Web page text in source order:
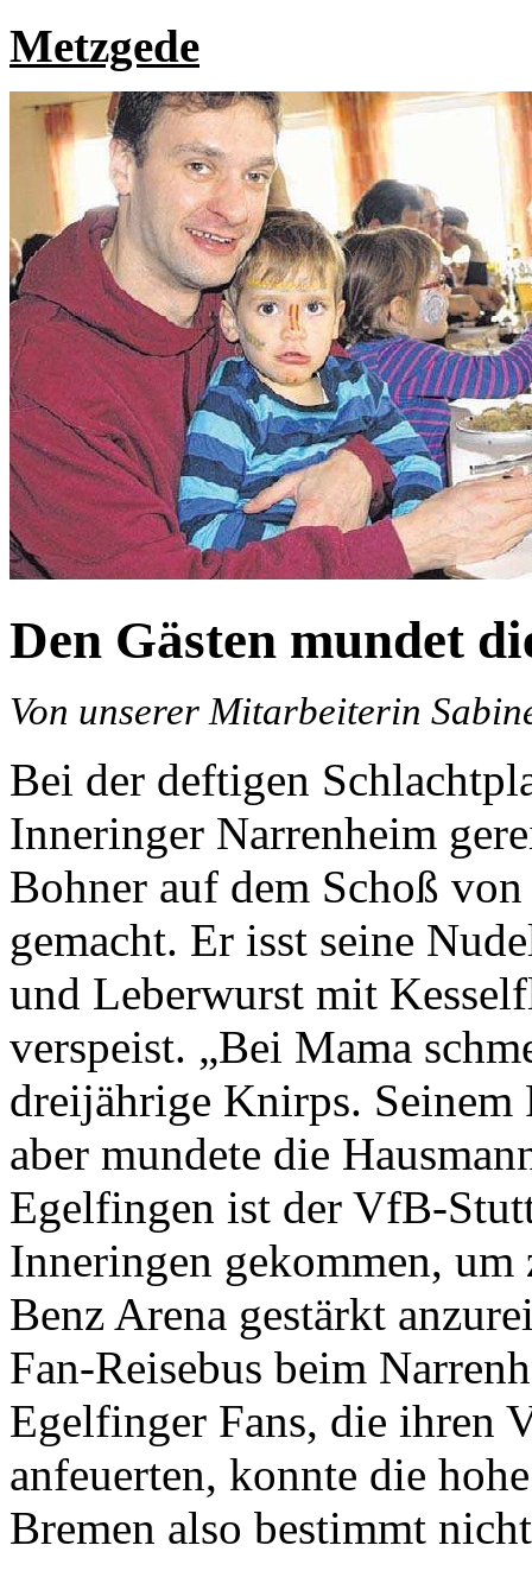
Metzgede
Den Gästen mundet
Von unserer Mitarbeiterin
Bei der deftigen
Inneringer Narrenheim
Bohner auf dem Schoß
gemacht. Er isst seine
und Leberwurst mit
verspeist. „Bei Mama
dreijährige Knirps. Seinem
aber mundete die
Egelfingen ist der VfB-
Inneringen gekommen,
Benz Arena gestärkt
Fan-Reisebus beim
Egelfinger Fans, die ihren
anfeuerten, konnte die
Bremen also bestimmt